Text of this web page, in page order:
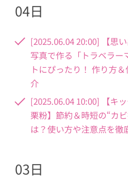
04日
[2025.06.04 20:00] 【思
写真で作る「トラベラー
トにぴったり！ 作り方
介
[2025.06.04 10:00] 【キ
栗粉】節約＆時短の“カ
は？使い方や注意点を徹
03日